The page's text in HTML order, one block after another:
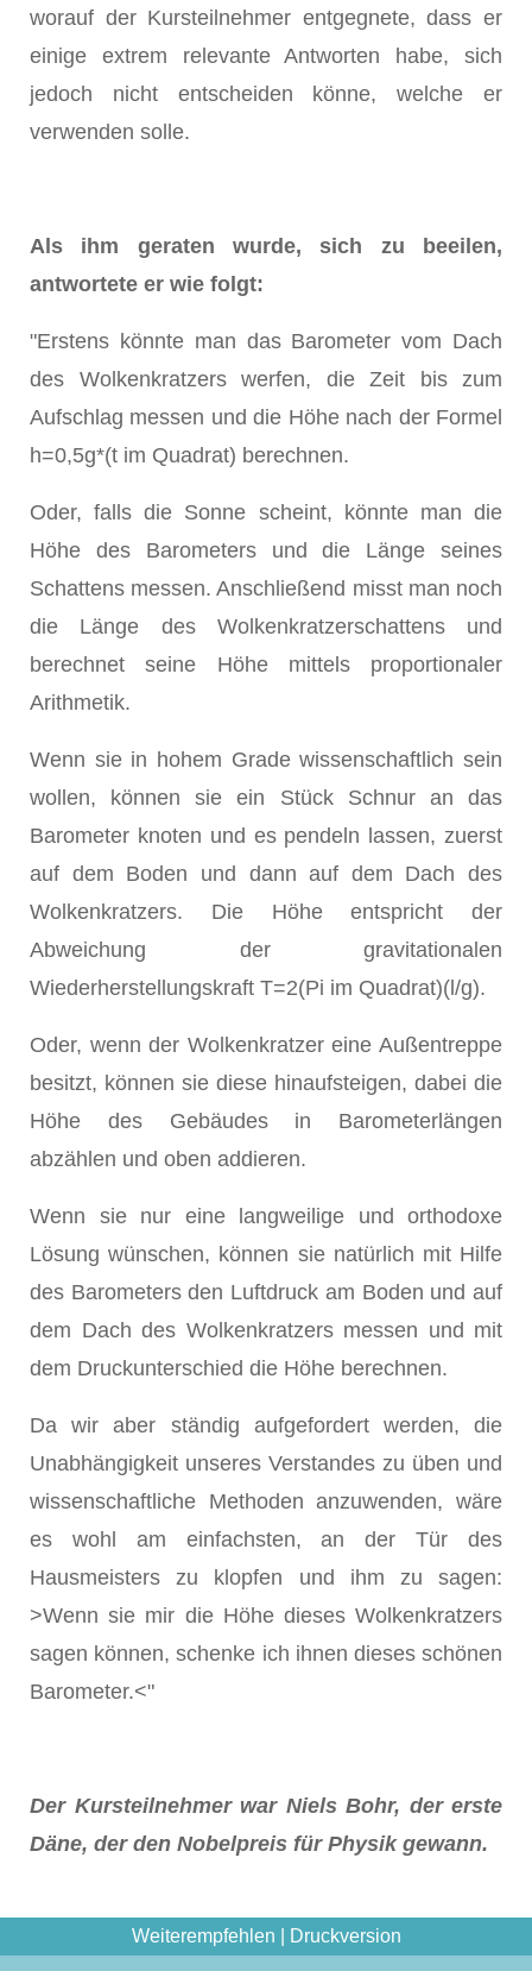
worauf der Kursteilnehmer entgegnete, dass er
einige extrem relevante Antworten habe, sich
jedoch nicht entscheiden könne, welche er
verwenden solle.
Als ihm geraten wurde, sich zu beeilen,
antwortete er wie folgt:
"Erstens könnte man das Barometer vom Dach
des Wolkenkratzers werfen, die Zeit bis zum
Aufschlag messen und die Höhe nach der Formel
h=0,5g*(t im Quadrat) berechnen.
Oder, falls die Sonne scheint, könnte man die
Höhe des Barometers und die Länge seines
Schattens messen. Anschließend misst man noch
die Länge des Wolkenkratzerschattens und
berechnet seine Höhe mittels proportionaler
Arithmetik.
Wenn sie in hohem Grade wissenschaftlich sein
wollen, können sie ein Stück Schnur an das
Barometer knoten und es pendeln lassen, zuerst
auf dem Boden und dann auf dem Dach des
Wolkenkratzers. Die Höhe entspricht der
Abweichung der gravitationalen
Wiederherstellungskraft T=2(Pi im Quadrat)(l/g).
Oder, wenn der Wolkenkratzer eine Außentreppe
besitzt, können sie diese hinaufsteigen, dabei die
Höhe des Gebäudes in Barometerlängen
abzählen und oben addieren.
Wenn sie nur eine langweilige und orthodoxe
Lösung wünschen, können sie natürlich mit Hilfe
des Barometers den Luftdruck am Boden und auf
dem Dach des Wolkenkratzers messen und mit
dem Druckunterschied die Höhe berechnen.
Da wir aber ständig aufgefordert werden, die
Unabhängigkeit unseres Verstandes zu üben und
wissenschaftliche Methoden anzuwenden, wäre
es wohl am einfachsten, an der Tür des
Hausmeisters zu klopfen und ihm zu sagen:
>Wenn sie mir die Höhe dieses Wolkenkratzers
sagen können, schenke ich ihnen dieses schönen
Barometer.<"
Der Kursteilnehmer war Niels Bohr, der erste
Däne, der den Nobelpreis für Physik gewann.
Weiterempfehlen Druckversion